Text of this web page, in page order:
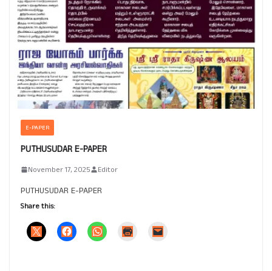
E-PAPER
PUTHUSUDAR E-PAPER
November 17, 2025 Editor
PUTHUSUDAR E-PAPER
Share this: